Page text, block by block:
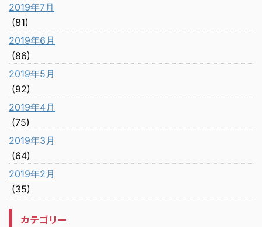
2019年7月
(81)
2019年6月
(86)
2019年5月
(92)
2019年4月
(75)
2019年3月
(64)
2019年2月
(35)
カテゴリー